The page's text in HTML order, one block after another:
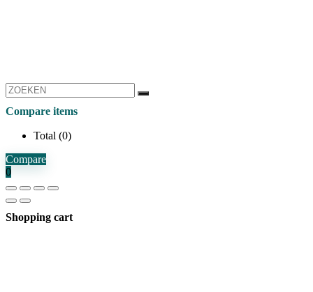
Compare items
Total (0)
Compare
0
Shopping cart